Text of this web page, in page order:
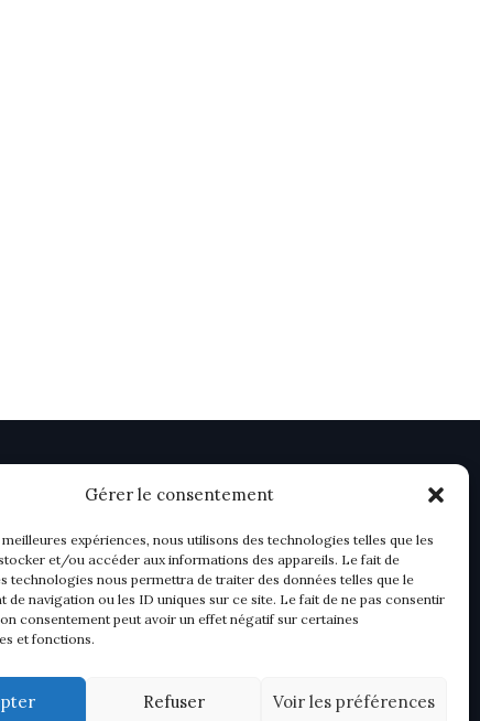
Gérer le consentement
expériences, nous utilisons des technologies telles que les
et/ou accéder aux informations des appareils. Le fait de
technologies nous permettra de traiter des données telles que le
de navigation ou les ID uniques sur ce site. Le fait de ne pas consentir
consentement peut avoir un effet négatif sur certaines
et fonctions.
Refuser Voir les préférences